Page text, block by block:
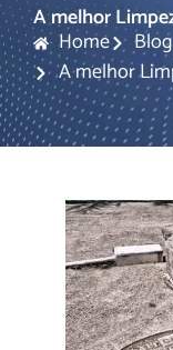
A melhor
Home
Blog
A melhor